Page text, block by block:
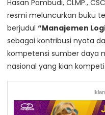
Hasan Pambudi, CLMP.,
resmi meluncurkan buku
berjudul “Manajemen
sebagai kontribusi nyata
kompetensi sumber daya
nasional yang kian